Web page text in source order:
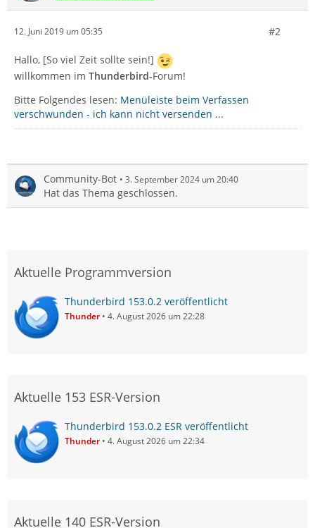
12. Juni 2019 um 05:35 #2
Hallo, [So viel Zeit sollte sein!]
willkommen im Thunderbird-Forum!
Bitte Folgendes lesen: Menüleiste beim Verfassen
verschwunden - ich kann nicht versenden ...
Community-Bot 3. September 2024 um 20:40
Hat das Thema geschlossen.
Aktuelle Programmversion
Thunderbird 153.0.2 veröffentlicht
Thunder 4. August 2026 um 22:28
Aktuelle 153 ESR-Version
Thunderbird 153.0.2 ESR veröffentlicht
Thunder 4. August 2026 um 22:34
Aktuelle 140 ESR-Version